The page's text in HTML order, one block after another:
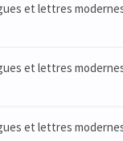
et lettres
et lettres
et lettres